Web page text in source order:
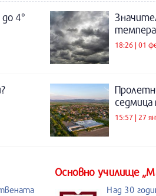
4°
18:26 | 01
седмица
15:57 | 27
Основно училище
Над 30